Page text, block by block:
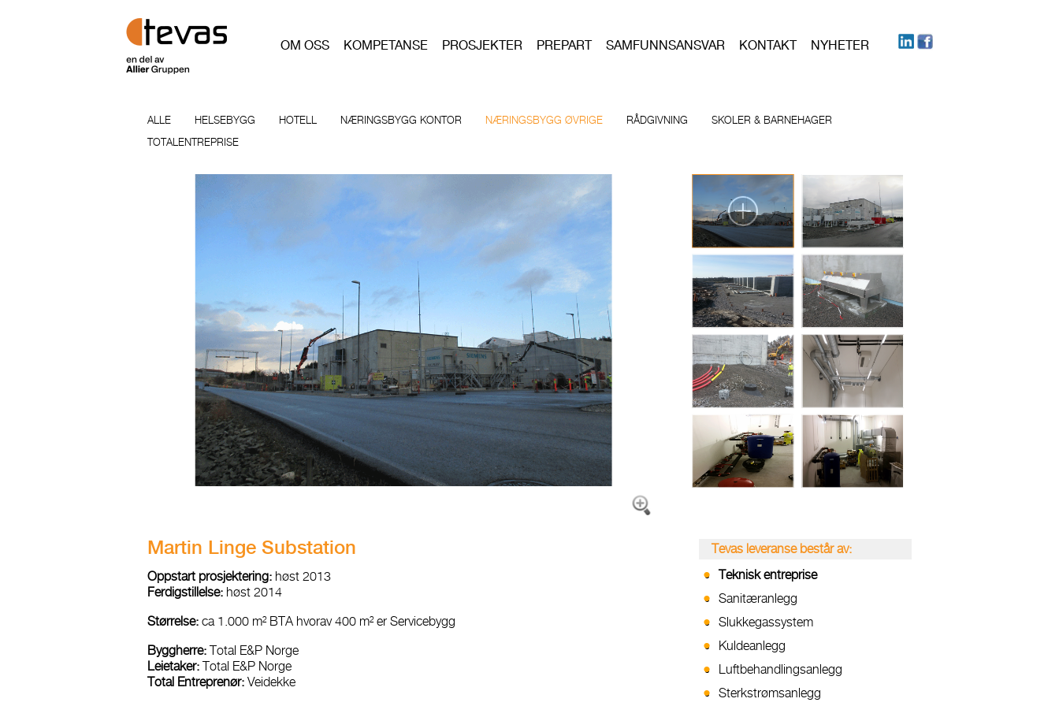
OM OSS KOMPETANSE PROSJEKTER PREPART SAMFUNNSANSVAR KONTAKT NYHETER
ALLE HELSEBYGG HOTELL NÆRINGSBYGG KONTOR NÆRINGSBYGG ØVRIGE RÅDGIVNING
SKOLER & BARNEHAGER
TOTALENTREPRISE
Martin Linge Substation
Oppstart prosjektering: høst 2013
Ferdigstillelse: høst 2014
Størrelse: ca 1.000 m² BTA hvorav 400 m² er Servicebygg
Byggherre: Total E&P Norge
Leietaker: Total E&P Norge
Total Entreprenør: Veidekke
Tevas leveranse består av:
Teknisk entreprise
Sanitæranlegg
Slukkegassystem
Kuldeanlegg
Luftbehandlingsanlegg
Sterkstrømsanlegg